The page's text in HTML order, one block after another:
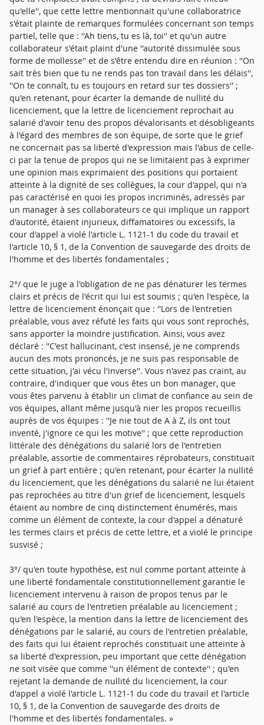
qu'elle'', que cette lettre mentionnait qu'une collaboratrice
s'était plainte de remarques formulées concernant son temps
partiel, telle que : ''Ah tiens, tu es là, toi'' et qu'un autre
collaborateur s'était plaint d'une ''autorité dissimulée sous
forme de mollesse'' et de s'être entendu dire en réunion : ''On
sait très bien que tu ne rends pas ton travail dans les délais'',
''On te connaît, tu es toujours en retard sur tes dossiers'' ;
qu'en retenant, pour écarter la demande de nullité du
licenciement, que la lettre de licenciement reprochait au
salarié d'avoir tenu des propos dévalorisants et désobligeants
à l'égard des membres de son équipe, de sorte que le grief
ne concernait pas sa liberté d'expression mais l'abus de celle-
ci par la tenue de propos qui ne se limitaient pas à exprimer
une opinion mais exprimaient des positions qui portaient
atteinte à la dignité de ses collègues, la cour d'appel, qui n'a
pas caractérisé en quoi les propos incriminés, adressés par
un manager à ses collaborateurs ce qui implique un rapport
d'autorité, étaient injurieux, diffamatoires ou excessifs, la
cour d'appel a violé l'article L. 1121-1 du code du travail et
l'article 10, § 1, de la Convention de sauvegarde des droits de
l'homme et des libertés fondamentales ;
2°/ que le juge a l'obligation de ne pas dénaturer les termes
clairs et précis de l'écrit qui lui est soumis ; qu'en l'espèce, la
lettre de licenciement énonçait que : ''Lors de l'entretien
préalable, vous avez réfuté les faits qui vous sont reprochés,
sans apporter la moindre justification. Ainsi, vous avez
déclaré : ''C'est hallucinant, c'est insensé, je ne comprends
aucun des mots prononcés, je ne suis pas responsable de
cette situation, j'ai vécu l'inverse''. Vous n'avez pas craint, au
contraire, d'indiquer que vous êtes un bon manager, que
vous êtes parvenu à établir un climat de confiance au sein de
vos équipes, allant même jusqu'à nier les propos recueillis
auprès de vos équipes : ''Je nie tout de A à Z, ils ont tout
inventé, j'ignore ce qui les motive'' ; que cette reproduction
littérale des dénégations du salarié lors de l'entretien
préalable, assortie de commentaires réprobateurs, constituait
un grief à part entière ; qu'en retenant, pour écarter la nullité
du licenciement, que les dénégations du salarié ne lui étaient
pas reprochées au titre d'un grief de licenciement, lesquels
étaient au nombre de cinq distinctement énumérés, mais
comme un élément de contexte, la cour d'appel a dénaturé
les termes clairs et précis de cette lettre, et a violé le principe
susvisé ;
3°/ qu'en toute hypothèse, est nul comme portant atteinte à
une liberté fondamentale constitutionnellement garantie le
licenciement intervenu à raison de propos tenus par le
salarié au cours de l'entretien préalable au licenciement ;
qu'en l'espèce, la mention dans la lettre de licenciement des
dénégations par le salarié, au cours de l'entretien préalable,
des faits qui lui étaient reprochés constituait une atteinte à
sa liberté d'expression, peu important que cette dénégation
ne soit visée que comme ''un élément de contexte'' ; qu'en
rejetant la demande de nullité du licenciement, la cour
d'appel a violé l'article L. 1121-1 du code du travail et l'article
10, § 1, de la Convention de sauvegarde des droits de
l'homme et des libertés fondamentales. »